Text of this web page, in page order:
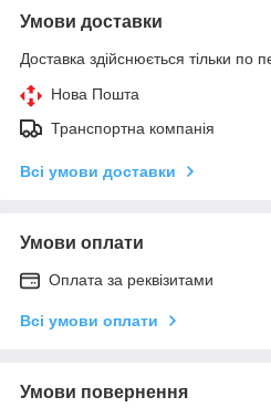
Умови доставки
Доставка здійснюється тільки по
Нова Пошта
Транспортна компанія
Всі умови доставки
Умови оплати
Оплата за реквізитами
Всі умови оплати
Умови повернення